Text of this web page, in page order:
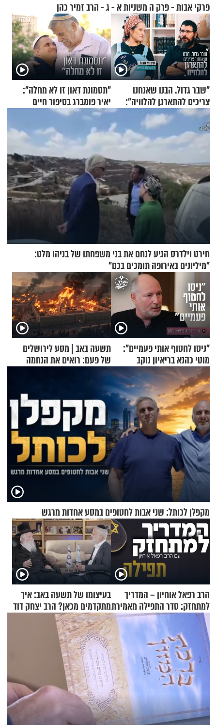
פרקי אבות - פרק ה משניות א - ג - הרב זמיר כהן
"שבר גדול. הבנו שאנחנו
צריכים להתארגן להלוויה":
זוגיות במבחן, הפעם עם מרים
וגד דנינו
"תסמונת דאון זו לא מחלה":
יאיר פומברג בסיפור חיים
מעורר השראה
חירט וילדרס הגיע לנחם את בני משפחתו של בניהו מלט:
"מיליונים באירופה תומכים בכם"
"ניסו לחטוף אותי פעמיים":
מוטי כהנא בריאיון נוקב
תשעה באב | מסע לירושלים
של פעם: רואים את הנחמה
מקפלן לכותל: שני אבות לחטופים במסע אחדות מרגש
הרב רפאל אוחיון – המדריך
למתחזק: סדר התפילה מאמירת
הקורבנות ועד קריאת שמע
בעיצומו של תשעה באב: איך
מתקדמים מכאן? הרב יצחק דוד
גרוסמן בשיחה מיוחדת